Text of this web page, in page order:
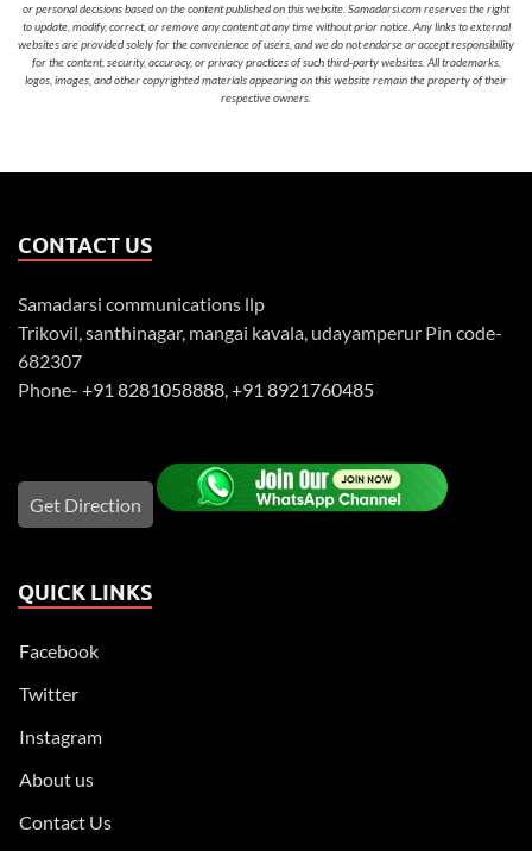
or personal decisions based on the content published on this website. Samadarsi.com reserves the right
to update, modify, correct, or remove any content at any time without prior notice. Any links to external
websites are provided solely for the convenience of users, and we do not endorse or accept responsibility
for the content, security, accuracy, or privacy practices of such third-party websites. All trademarks,
logos, images, and other copyrighted materials appearing on this website remain the property of their
respective owners.
CONTACT US
Samadarsi communications llp
Trikovil, santhinagar, mangai kavala, udayamperur Pin code-
682307
Phone- +91 8281058888,+91 8921760485
Get Direction
QUICK LINKS
Facebook
Twitter
Instagram
About us
Contact Us